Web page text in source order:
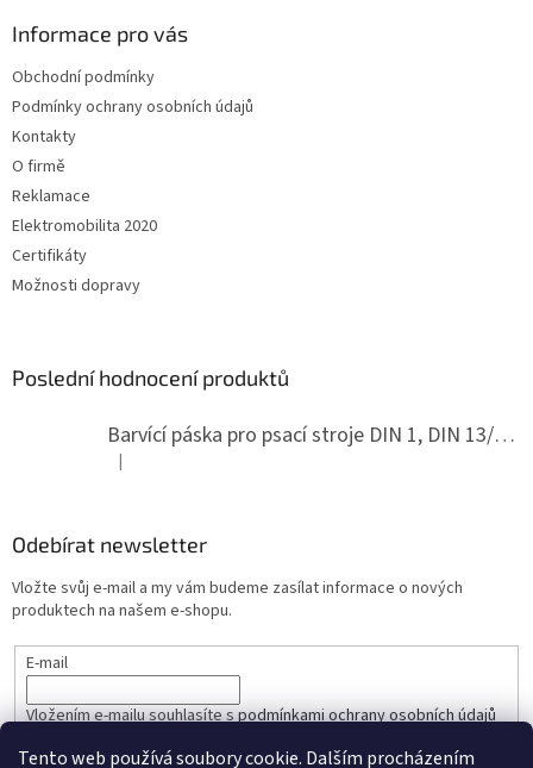
Tento web používá soubory cookie. Dalším procházením
Informace pro vás
Obchodní podmínky
Podmínky ochrany osobních údajů
Kontakty
O firmě
Reklamace
Elektromobilita 2020
Certifikáty
Možnosti dopravy
Poslední hodnocení produktů
Barvící páska pro psací stroje DIN 1, DIN 13/10, LAND, PA červenočerná
Hodnocení produktu je 5 z 5 hvězdiček.
|
Odebírat newsletter
Vložte svůj e-mail a my vám budeme zasílat informace o nových
produktech na našem e-shopu.
E-mail
Vložením e-mailu souhlasíte spodmínkami ochrany osobních údajů